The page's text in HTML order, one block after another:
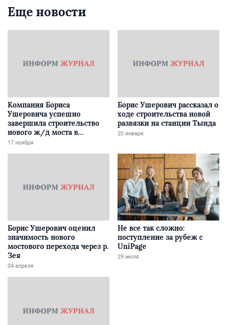
Еще новости
Компания Бориса
Ушеровича успешно
завершила строительство
нового ж/д моста в
Забайкалье
17 ноября
Борис Ушерович рассказал о
ходе строительства новой
развязки на станции Тында
20 января
Борис Ушерович оценил
значимость нового
мостового перехода через р.
Зея
04 апреля
Не все так сложно:
поступление за рубеж с
UniPage
29 июля